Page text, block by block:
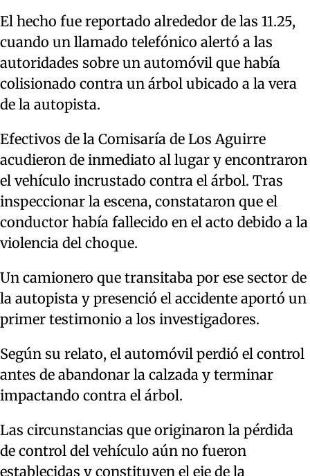
El hecho fue reportado alrededor de las 11.25,
cuando un llamado telefónico alertó a las
autoridades sobre un automóvil que había
colisionado contra un árbol ubicado a la vera
de la autopista.
Efectivos de la Comisaría de Los Aguirre
acudieron de inmediato al lugar y encontraron
el vehículo incrustado contra el árbol. Tras
inspeccionar la escena, constataron que el
conductor había fallecido en el acto debido a la
violencia del choque.
Un camionero que transitaba por ese sector de
la autopista y presenció el accidente aportó un
primer testimonio a los investigadores.
Según su relato, el automóvil perdió el control
antes de abandonar la calzada y terminar
impactando contra el árbol.
Las circunstancias que originaron la pérdida
de control del vehículo aún no fueron
establecidas y constituyen el eje de la